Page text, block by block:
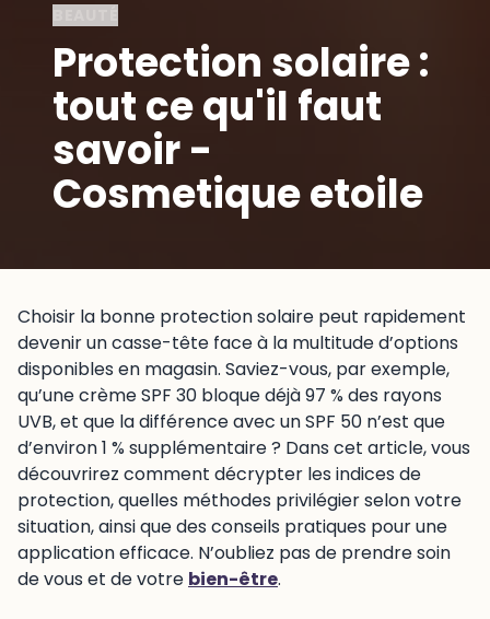
Protection solaire :
tout ce qu'il faut
savoir -
Cosmetique etoile
Choisir la bonne protection solaire peut rapidement
devenir un casse-tête face à la multitude d’options
disponibles en magasin. Saviez-vous, par exemple,
qu’une crème SPF 30 bloque déjà 97 % des rayons
UVB, et que la différence avec un SPF 50 n’est que
d’environ 1 % supplémentaire ? Dans cet article, vous
découvrirez comment décrypter les indices de
protection, quelles méthodes privilégier selon votre
situation, ainsi que des conseils pratiques pour une
application efficace. N’oubliez pas de prendre soin
de vous et de votre bien-être.